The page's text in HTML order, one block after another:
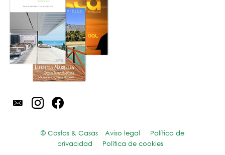
© Costas & Casas Aviso legal
Política de
privacidad
Política de cookies